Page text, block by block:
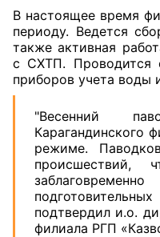
В настоящее время
периоду. Ведется
также активная
с СХТП. Проводится
приборов учета воды
"Весенний
Карагандинского
режиме.
происшествий,
подтвердил и.о.
филиала РГП